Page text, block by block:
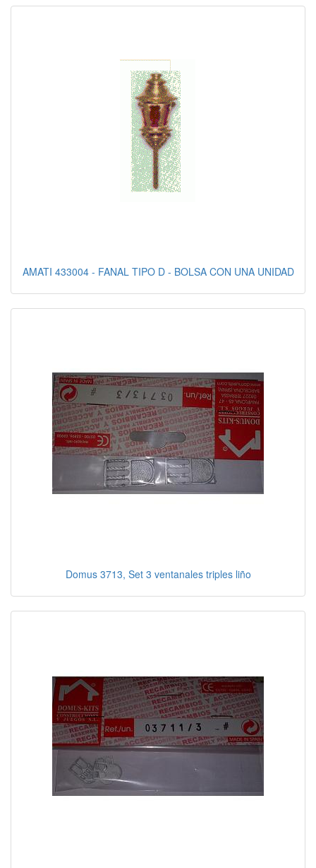
AMATI 433004 - FANAL TIPO D - BOLSA CON UNA UNIDAD
Domus 3713, Set 3 ventanales triples liño